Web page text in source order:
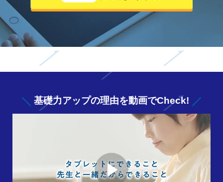
基礎力アップの理由を動画でCheck!